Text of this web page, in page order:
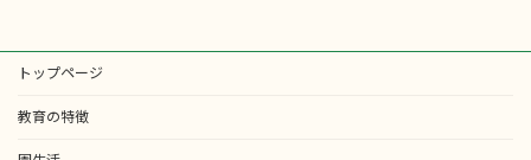
トップページ
教育の特徴